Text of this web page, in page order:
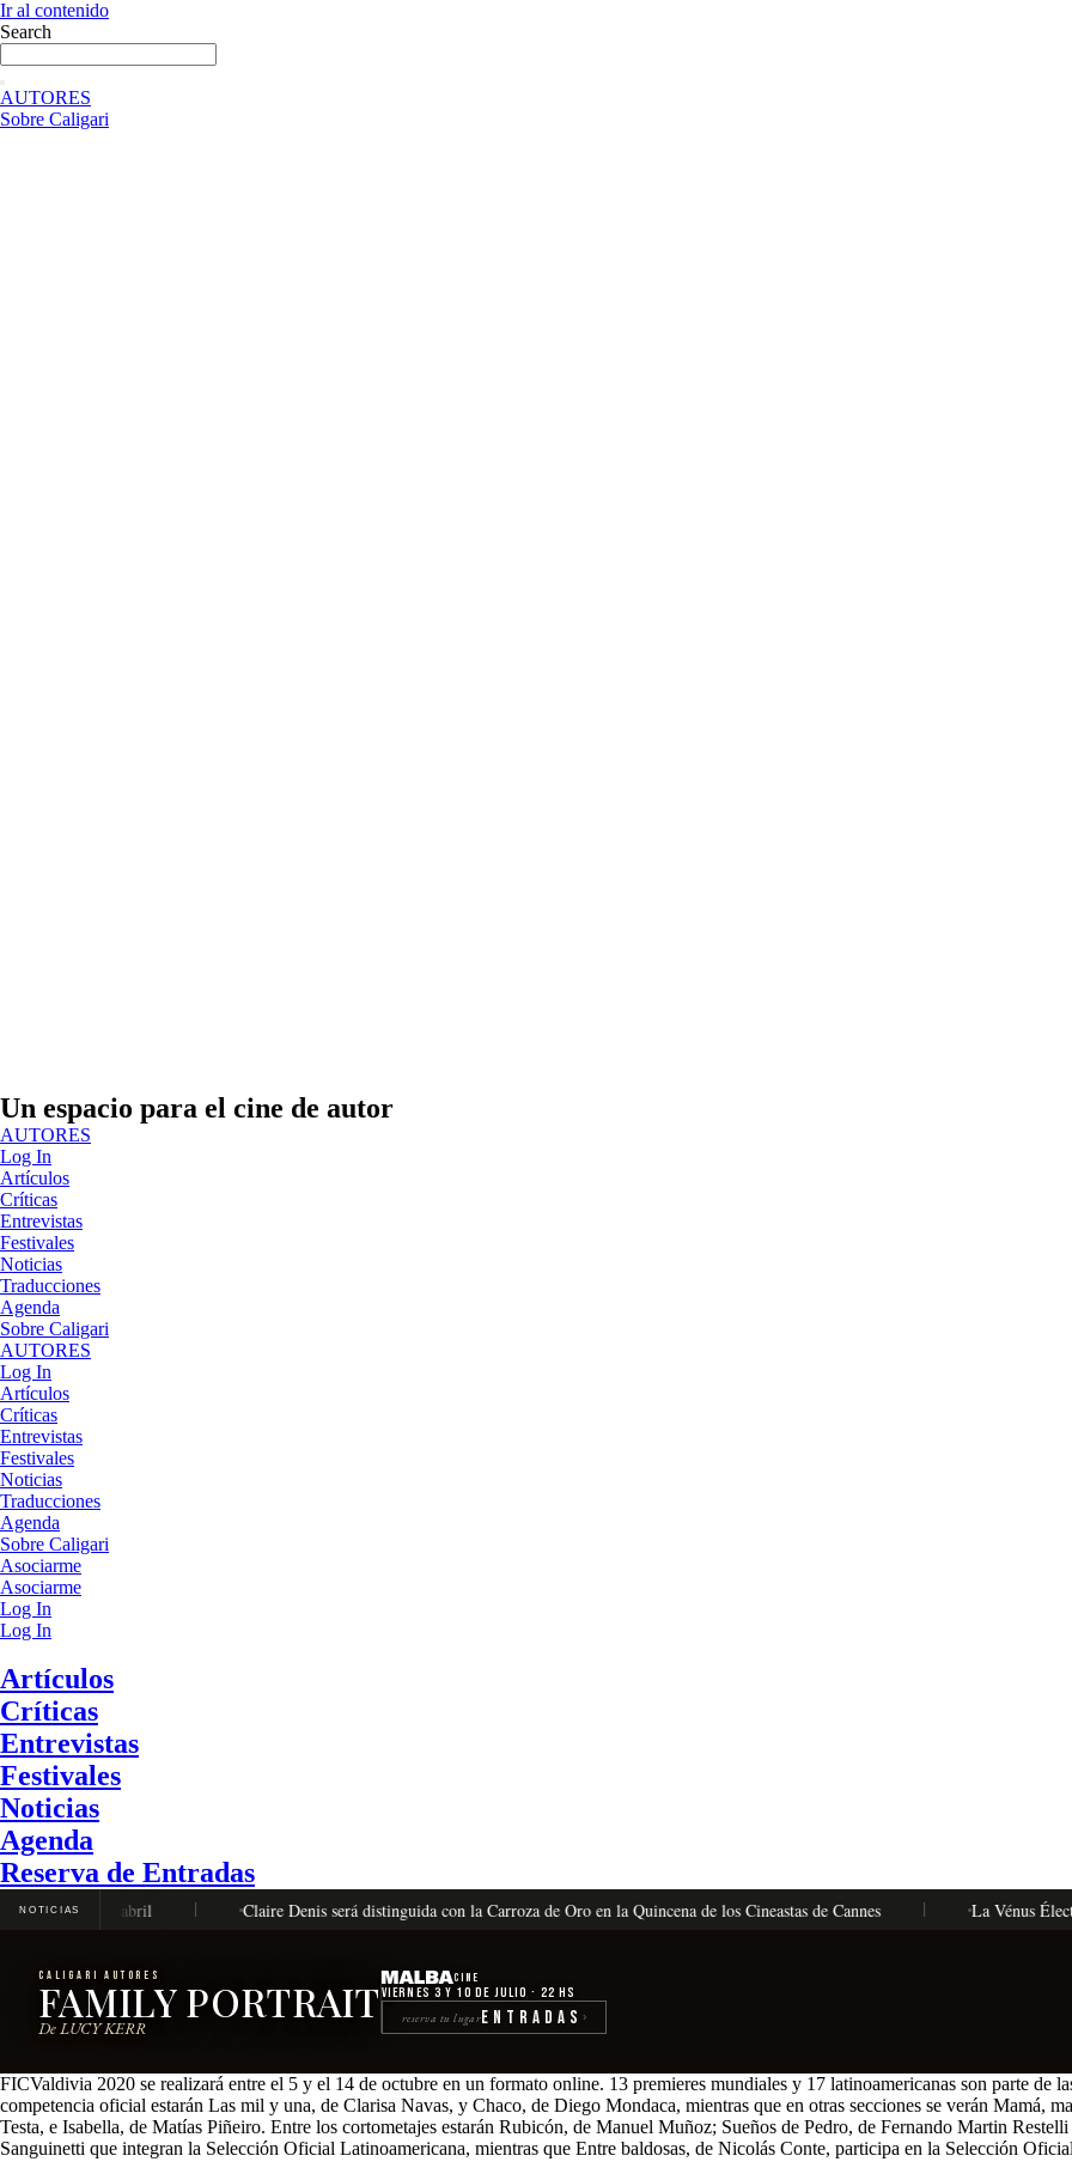
Ir al contenido
Search
AUTORES
Sobre Caligari
Un espacio para el cine de autor
AUTORES
Log In
Artículos
Críticas
Entrevistas
Festivales
Noticias
Traducciones
Agenda
Sobre Caligari
AUTORES
Log In
Artículos
Críticas
Entrevistas
Festivales
Noticias
Traducciones
Agenda
Sobre Caligari
Asociarme
Asociarme
Log In
Log In
Artículos
Críticas
Entrevistas
Festivales
Noticias
Agenda
Reserva de Entradas
NOTICIAS
26 de abril Claire Denis será distinguida con la Carroza de Oro en la Quincena de los Cineastas de Cannes La Vénus Électrique,
CALIGARI AUTORES
FAMILY PORTRAIT
De LUCY KERR
Cine
Viernes 3 y 10 de julio · 22 hs
reserva tu lugarEntradas ›
FICValdivia 2020 se realizará entre el 5 y el 14 de octubre en un formato online. 13 premieres mundiales y 17 latinoamericanas son parte de
competencia oficial estarán Las mil y una, de Clarisa Navas, y Chaco, de Diego Mondaca, mientras que en otras secciones se verán Mamá,
Testa, e Isabella, de Matías Piñeiro. Entre los cortometajes estarán Rubicón, de Manuel Muñoz; Sueños de Pedro, de Fernando Martin
Sanguinetti que integran la Selección Oficial Latinoamericana, mientras que Entre baldosas, de Nicolás Conte, participa en la Selección